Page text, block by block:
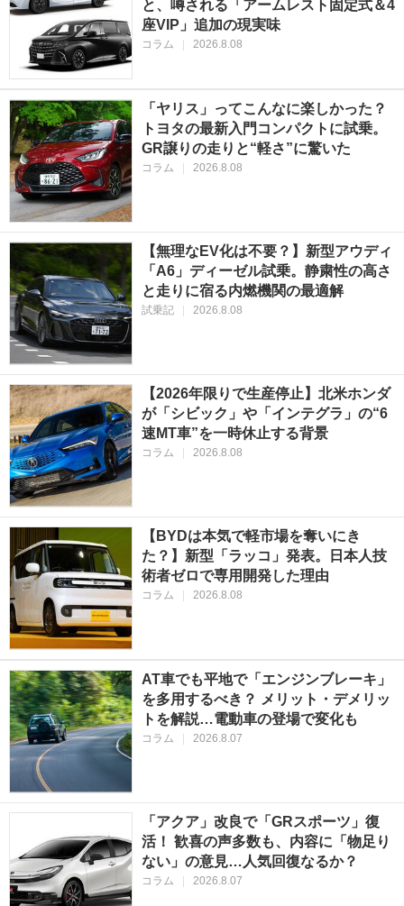
と、噂される「アームレスト固定式＆4
座VIP」追加の現実味
コラム 2026.8.08
「ヤリス」ってこんなに楽しかった？
トヨタの最新入門コンパクトに試乗。
GR譲りの走りと“軽さ”に驚いた
コラム 2026.8.08
【無理なEV化は不要？】新型アウディ
「A6」ディーゼル試乗。静粛性の高さ
と走りに宿る内燃機関の最適解
試乗記 2026.8.08
【2026年限りで生産停止】北米ホンダ
が「シビック」や「インテグラ」の“6
速MT車”を一時休止する背景
コラム 2026.8.08
【BYDは本気で軽市場を奪いにき
た？】新型「ラッコ」発表。日本人技
術者ゼロで専用開発した理由
コラム 2026.8.08
AT車でも平地で「エンジンブレーキ」
を多用するべき？ メリット・デメリッ
トを解説…電動車の登場で変化も
コラム 2026.8.07
「アクア」改良で「GRスポーツ」復
活！ 歓喜の声多数も、内容に「物足り
ない」の意見…人気回復なるか？
コラム | 2026.8.07